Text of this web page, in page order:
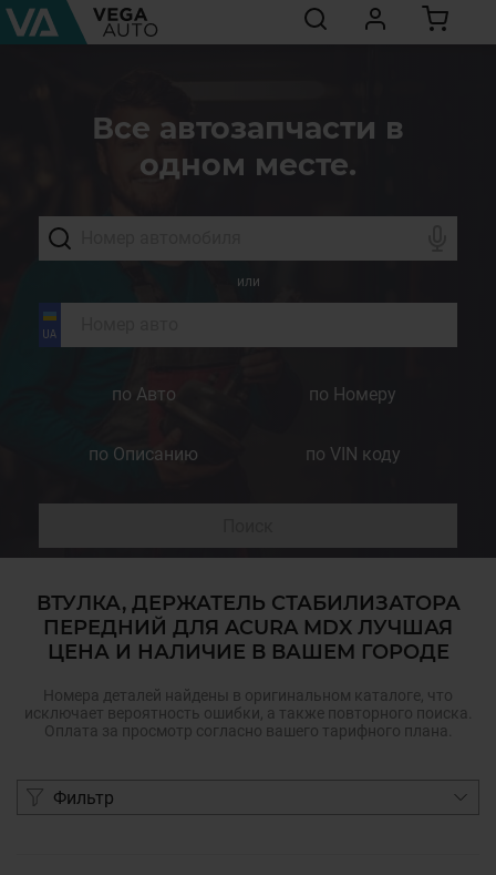
Все автозапчасти в
одном месте.
или
по Авто по Номеру
по Описанию по VIN коду
ВТУЛКА, ДЕРЖАТЕЛЬ СТАБИЛИЗАТОРА
ПЕРЕДНИЙ ДЛЯ ACURA MDX ЛУЧШАЯ
ЦЕНА И НАЛИЧИЕ В ВАШЕМ ГОРОДЕ
Номера деталей найдены в оригинальном каталоге, что
исключает вероятность ошибки, а также повторного поиска.
Оплата за просмотр согласно вашего тарифного плана.
Фильтр